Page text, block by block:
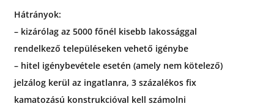
Hátrányok:
– kizárólag az 5000 főnél kisebb lakossággal
rendelkező településeken vehető igénybe
– hitel igénybevétele esetén (amely nem kötelező)
jelzálog kerül az ingatlanra, 3 százalékos fix
kamatozású konstrukcióval kell számolni